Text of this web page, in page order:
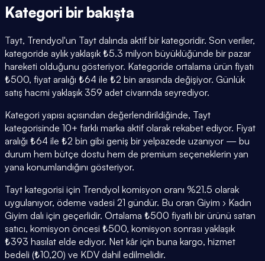
Kategori bir bakışta
Tayt, Trendyol'un Tayt dalında aktif bir kategoridir. Son veriler,
kategoride aylık yaklaşık ₺5.3 milyon büyüklüğünde bir pazar
hareketi olduğunu gösteriyor. Kategoride ortalama ürün fiyatı
₺500, fiyat aralığı ₺64 ile ₺2 bin arasında değişiyor. Günlük
satış hacmi yaklaşık 359 adet civarında seyrediyor.
Kategori yapısı açısından değerlendirildiğinde, Tayt
kategorisinde 10+ farklı marka aktif olarak rekabet ediyor. Fiyat
aralığı ₺64 ile ₺2 bin gibi geniş bir yelpazede uzanıyor — bu
durum hem bütçe dostu hem de premium seçeneklerin yan
yana konumlandığını gösteriyor.
Tayt kategorisi için Trendyol komisyon oranı %21.5 olarak
uygulanıyor, ödeme vadesi 21 gündür. Bu oran Giyim › Kadın
Giyim dalı için geçerlidir. Ortalama ₺500 fiyatlı bir ürünü satan
satıcı, komisyon öncesi ₺500, komisyon sonrası yaklaşık
₺393 hasılat elde ediyor. Net kâr için buna kargo, hizmet
bedeli (₺10,20) ve KDV dahil edilmelidir.